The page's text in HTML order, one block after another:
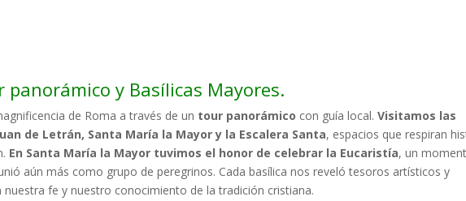
panorámico y Basílicas Mayores.
de Roma a través de un tour panorámico con guía local. Visitamos las
de Letrán, Santa María la Mayor y la Escalera Santa, espacios que respiran
En Santa María la Mayor tuvimos el honor de celebrar la Eucaristía, un
aún más como grupo de peregrinos. Cada basílica nos reveló tesoros artísticos y
nuestra fe y nuestro conocimiento de la tradición cristiana.